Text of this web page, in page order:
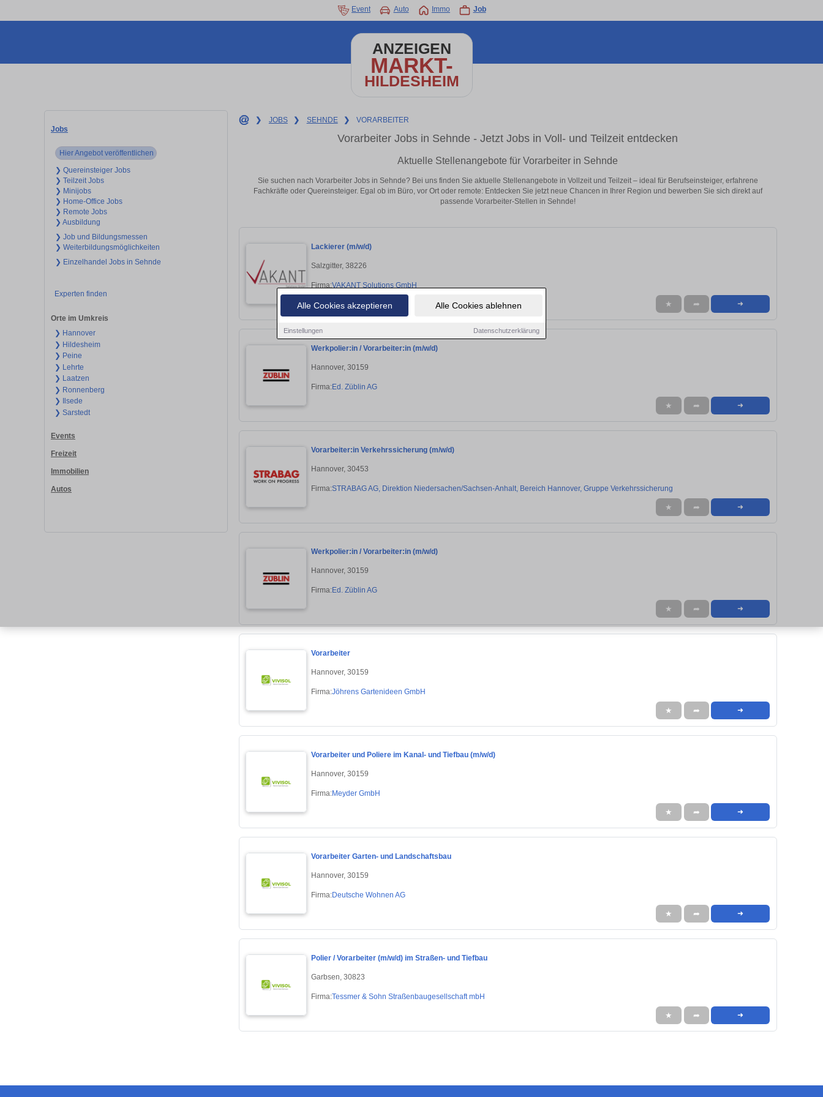
Alle Cookies akzeptieren Alle Cookies ablehnen
Einstellungen Datenschutzerklärung
Event Auto Immo Job
ANZEIGEN
MARKT-
HILDESHEIM
Jobs
Hier Angebot veröffentlichen
❯ Quereinsteiger Jobs
❯ Teilzeit Jobs
❯ Minijobs
❯ Home-Office Jobs
❯ Remote Jobs
❯ Ausbildung
❯ Job und Bildungsmessen
❯ Weiterbildungsmöglichkeiten
❯ Einzelhandel Jobs in Sehnde
Experten finden
Orte im Umkreis
❯ Hannover
❯ Hildesheim
❯ Peine
❯ Lehrte
❯ Laatzen
❯ Ronnenberg
❯ Ilsede
❯ Sarstedt
Events
Freizeit
Immobilien
Autos
❯ JOBS ❯ SEHNDE ❯ VORARBEITER
Vorarbeiter Jobs in Sehnde - Jetzt Jobs in Voll- und Teilzeit entdecken
Aktuelle Stellenangebote für Vorarbeiter in Sehnde
Sie suchen nach Vorarbeiter Jobs in Sehnde? Bei uns finden Sie aktuelle Stellenangebote in Vollzeit und Teilzeit – ideal für Berufseinsteiger, erfahrene
Fachkräfte oder Quereinsteiger. Egal ob im Büro, vor Ort oder remote: Entdecken Sie jetzt neue Chancen in Ihrer Region und bewerben Sie sich direkt auf
passende Vorarbeiter-Stellen in Sehnde!
Lackierer (m/w/d)
Salzgitter, 38226
Firma:VAKANT Solutions GmbH
★ ➦ ➜
Werkpolier:in / Vorarbeiter:in (m/w/d)
Hannover, 30159
Firma:Ed. Züblin AG
★ ➦ ➜
Vorarbeiter:in Verkehrssicherung (m/w/d)
Hannover, 30453
Firma:STRABAG AG, Direktion Niedersachen/Sachsen-Anhalt, Bereich Hannover, Gruppe Verkehrssicherung
★ ➦ ➜
Werkpolier:in / Vorarbeiter:in (m/w/d)
Hannover, 30159
Firma:Ed. Züblin AG
★ ➦ ➜
Vorarbeiter
Hannover, 30159
Firma:Jöhrens Gartenideen GmbH
★ ➦ ➜
Vorarbeiter und Poliere im Kanal- und Tiefbau (m/w/d)
Hannover, 30159
Firma:Meyder GmbH
★ ➦ ➜
Vorarbeiter Garten- und Landschaftsbau
Hannover, 30159
Firma:Deutsche Wohnen AG
★ ➦ ➜
Polier / Vorarbeiter (m/w/d) im Straßen- und Tiefbau
Garbsen, 30823
Firma:Tessmer & Sohn Straßenbaugesellschaft mbH
★ ➦ ➜